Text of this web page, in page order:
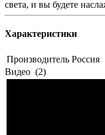
света, и вы будете
Характеристики
Производитель Россия
Видео (2)